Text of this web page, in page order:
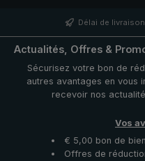
fermeture avec bouton
inoxydable de haute
complète ce modèle
Délai de
Actualités, Offres &
Sécurisez votre bon de
autres avantages en vous
recevoir nos
Vos
€ 5,00 bon de
Offres de